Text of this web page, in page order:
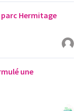
Hermitage
une